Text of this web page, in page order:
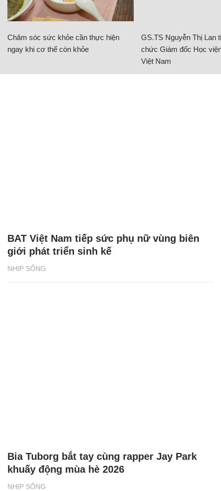
Chăm sóc sức khỏe cần thực hiện
ngay khi cơ thể còn khỏe
GS.TS Nguyễn Thị Lan
chức Giám đốc Học
Việt Nam
NHỊP SỐNG
BAT Việt Nam tiếp sức phụ nữ vùng biên
giới phát triển sinh kế
NHỊP SỐNG
Bia Tuborg bắt tay cùng rapper Jay Park
khuấy động mùa hè 2026